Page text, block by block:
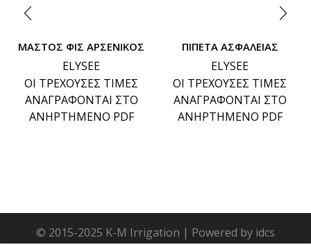
ΜΑΣΤΟΣ ΦΙΣ ΑΡΣΕΝΙΚΟΣ
ELYSEE
ΟΙ ΤΡΕΧΟΥΣΕΣ ΤΙΜΕΣ
ΑΝΑΓΡΑΦΟΝΤΑΙ ΣΤΟ
ΑΝΗΡΤΗΜΕΝΟ PDF
ΠΙΠΕΤΑ ΑΣΦΑΛΕΙΑΣ
ELYSEE
ΟΙ ΤΡΕΧΟΥΣΕΣ ΤΙΜΕΣ
ΑΝΑΓΡΑΦΟΝΤΑΙ ΣΤΟ
ΑΝΗΡΤΗΜΕΝΟ PDF
© 2015-2025 K-M Irrigation | Powered by idcs